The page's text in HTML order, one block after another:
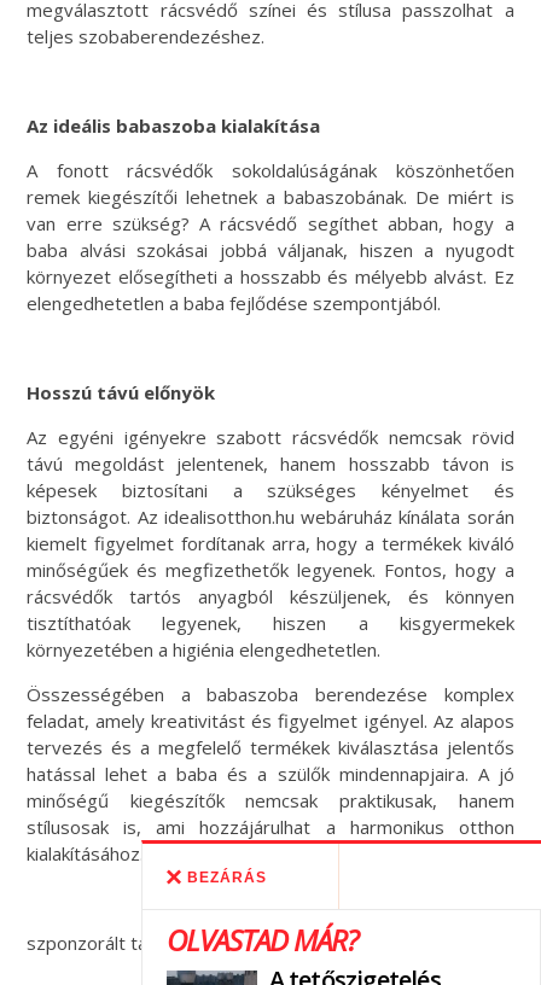
megválasztott rácsvédő színei és stílusa passzolhat a
teljes szobaberendezéshez.
Az ideális babaszoba kialakítása
A fonott rácsvédők sokoldalúságának köszönhetően
remek kiegészítői lehetnek a babaszobának. De miért is
van erre szükség? A rácsvédő segíthet abban, hogy a
baba alvási szokásai jobbá váljanak, hiszen a nyugodt
környezet elősegítheti a hosszabb és mélyebb alvást. Ez
elengedhetetlen a baba fejlődése szempontjából.
Hosszú távú előnyök
Az egyéni igényekre szabott rácsvédők nemcsak rövid
távú megoldást jelentenek, hanem hosszabb távon is
képesek biztosítani a szükséges kényelmet és
biztonságot. Az idealisotthon.hu webáruház kínálata során
kiemelt figyelmet fordítanak arra, hogy a termékek kiváló
minőségűek és megfizethetők legyenek. Fontos, hogy a
rácsvédők tartós anyagból készüljenek, és könnyen
tisztíthatóak legyenek, hiszen a kisgyermekek
környezetében a higiénia elengedhetetlen.
Összességében a babaszoba berendezése komplex
feladat, amely kreativitást és figyelmet igényel. Az alapos
tervezés és a megfelelő termékek kiválasztása jelentős
hatással lehet a baba és a szülők mindennapjaira. A jó
minőségű kiegészítők nemcsak praktikusak, hanem
stílusosak is, ami hozzájárulhat a harmonikus otthon
kialakításához.
szponzorált tartalom (X)
BEZÁRÁS
OLVASTAD MÁR?